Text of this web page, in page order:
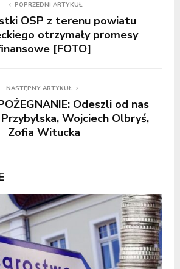
POPRZEDNI ARTYKUŁ
OSP z terenu powiatu
otrzymały promesy
[FOTO]
NASTĘPNY ARTYKUŁ
Odeszli od nas
Wojciech Olbryś,
Zofia Witucka